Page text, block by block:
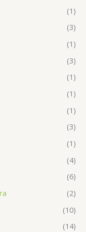
(1)
(3)
(1)
(3)
(1)
(1)
(1)
(3)
(1)
(4)
(6)
(2)
(10)
(14)